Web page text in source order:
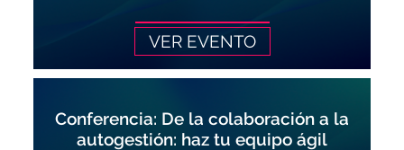
VER EVENTO
Conferencia: De la colaboración a la
autogestión: haz tu equipo ágil